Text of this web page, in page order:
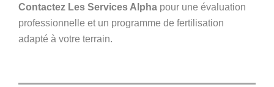
Contactez Les Services Alpha pour une évaluation
professionnelle et un programme de fertilisation
adapté à votre terrain.